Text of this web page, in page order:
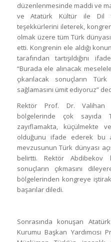
düzenlenmesinde maddi ve
ve Atatürk Kültür ile Dil
teşekkürlerini ileterek,
olmak üzere tüm Türk
etti. Kongrenin ele aldığı
tarafından tartışıldığını
“Burada ele alınacak
çıkarılacak sonuçların
sağlamasını ümit ediyoruz”
Rektör Prof. Dr. Valihan
bölgelerinde çok sayıda
zayıflamakta, küçülmekte
olduğunu ifade ederek bu
mevzusunun Türk dünyası
belirtti. Rektör Abdibekov
sonuçların çıkmasını
bölgelerinden kongreye
başarılar diledi.
Sonrasında konuşan
Kurumu Başkan Yardımcısı